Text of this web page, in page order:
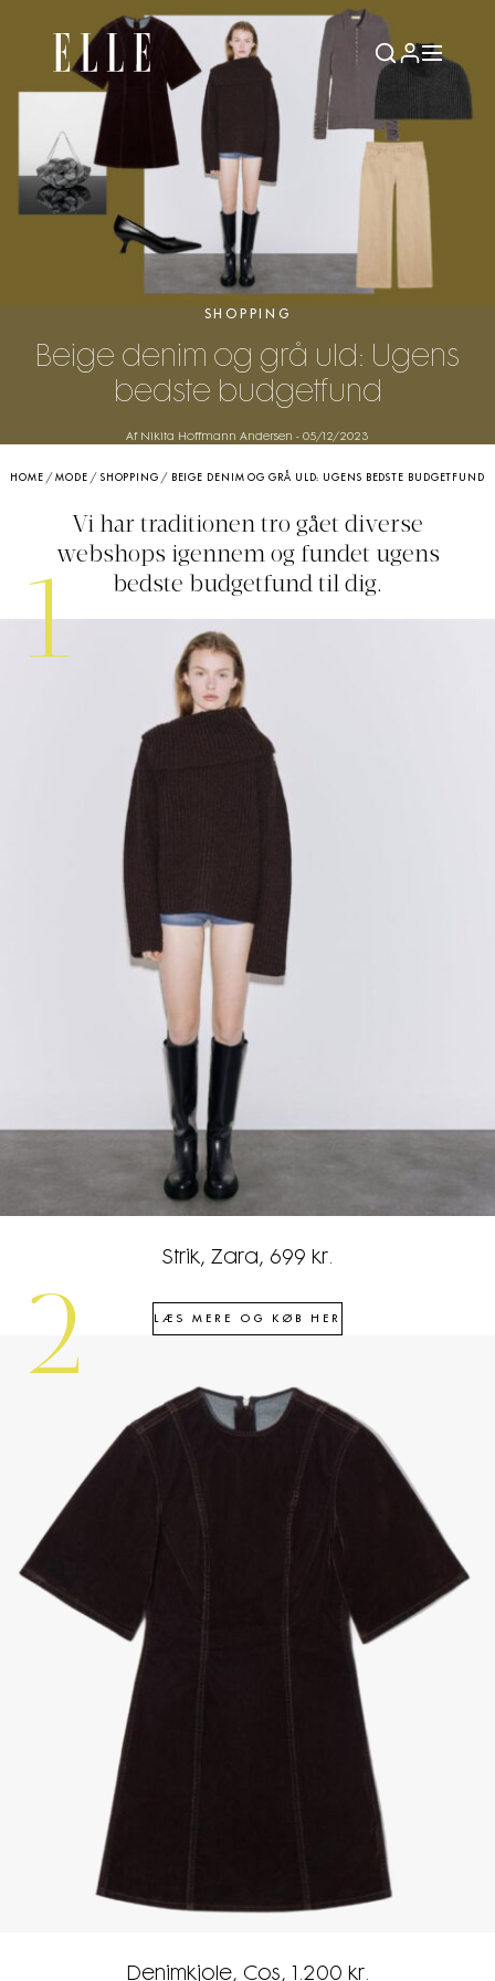
SHOPPING
Beige denim og grå uld: Ugens
bedste budgetfund
Af Nikita Hoffmann Andersen - 05/12/2023
HOME /MODE / SHOPPING / BEIGE DENIM OG GRÅ ULD: UGENS BEDSTE BUDGETFUND
Vi har traditionen tro gået diverse
webshops igennem og fundet ugens
bedste budgetfund til dig.
1
Strik, Zara, 699 kr.
LÆS MERE OG KØB HER
2
Denimkjole, Cos, 1.200 kr.